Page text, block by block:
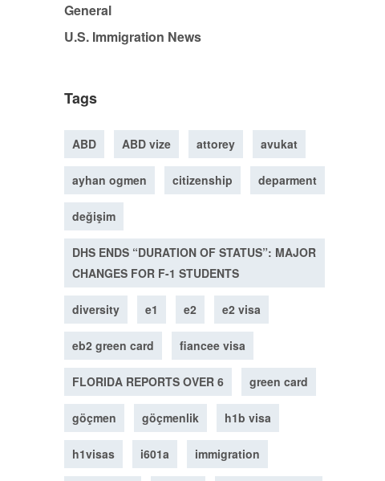
General
U.S. Immigration News
Tags
ABD ABD vize attorey avukat
ayhan ogmen citizenship deparment
değişim
DHS ENDS “DURATION OF STATUS”: MAJOR
CHANGES FOR F-1 STUDENTS
diversity e1 e2 e2 visa
eb2 green card fiancee visa
FLORIDA REPORTS OVER 6 green card
göçmen göçmenlik h1b visa
h1visas i601a immigration